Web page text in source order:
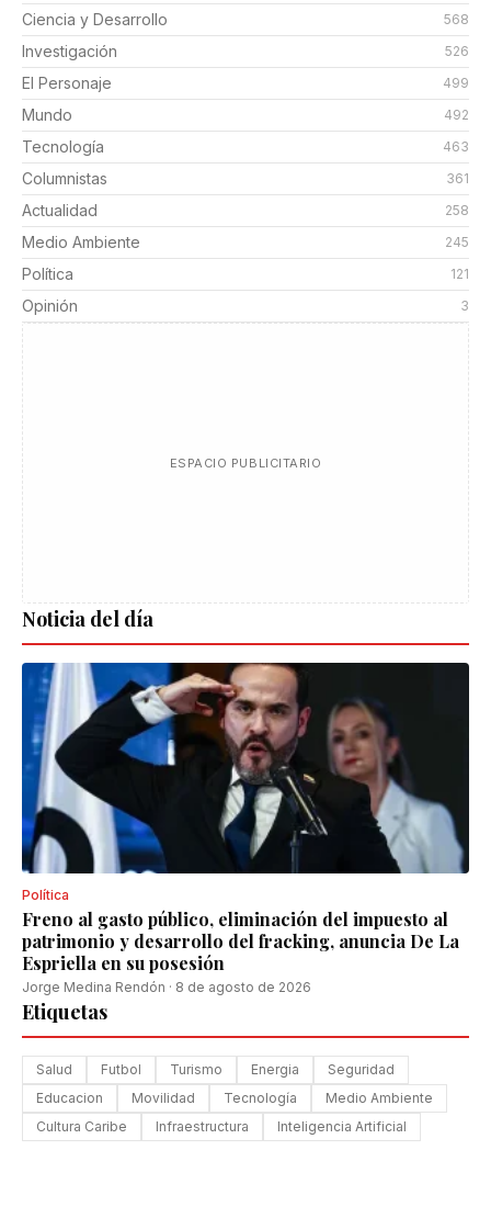
Ciencia y Desarrollo 568
Investigación 526
El Personaje 499
Mundo 492
Tecnología 463
Columnistas 361
Actualidad 258
Medio Ambiente 245
Política 121
Opinión 3
ESPACIO PUBLICITARIO
Noticia del día
Política
Freno al gasto público, eliminación del impuesto al
patrimonio y desarrollo del fracking, anuncia De La
Espriella en su posesión
Jorge Medina Rendón · 8 de agosto de 2026
Etiquetas
Salud Futbol Turismo Energia
Seguridad
Educacion
Movilidad Tecnología
Medio Ambiente
Cultura Caribe
Infraestructura Inteligencia Artificial